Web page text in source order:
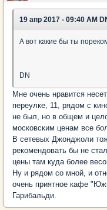
19 апр 2017 - 09:40 AM
А вот какие бы ты
DN
Мне очень нравится
переулке, 11, рядом с
не был, но в общем и
московским ценам все
В сетевых Джонджоли
рекомендовать бы не
цены там куда более
Ну и рядом со мной, и
очень приятное кафе
Гарибальди.